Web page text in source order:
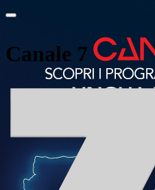
Canale 7